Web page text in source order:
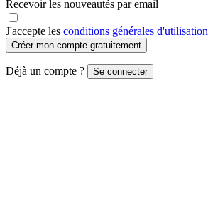
Recevoir les nouveautés par email
J'accepte les conditions générales d'utilisation
Créer mon compte gratuitement
Déjà un compte ? Se connecter